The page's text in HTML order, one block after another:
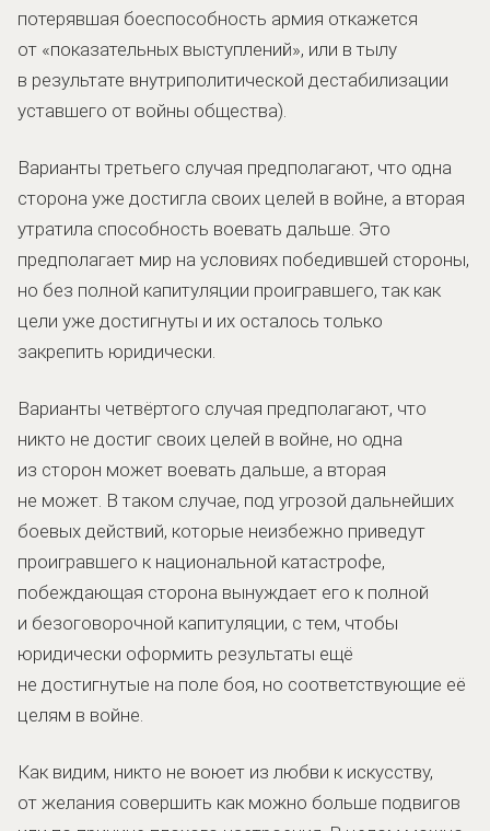
потерявшая боеспособность армия откажется
от «показательных выступлений», или в тылу
в результате внутриполитической дестабилизации
уставшего от войны общества).
Варианты третьего случая предполагают, что одна
сторона уже достигла своих целей в войне, а вторая
утратила способность воевать дальше. Это
предполагает мир на условиях победившей стороны,
но без полной капитуляции проигравшего, так как
цели уже достигнуты и их осталось только
закрепить юридически.
Варианты четвёртого случая предполагают, что
никто не достиг своих целей в войне, но одна
из сторон может воевать дальше, а вторая
не может. В таком случае, под угрозой дальнейших
боевых действий, которые неизбежно приведут
проигравшего к национальной катастрофе,
побеждающая сторона вынуждает его к полной
и безоговорочной капитуляции, с тем, чтобы
юридически оформить результаты ещё
не достигнутые на поле боя, но соответствующие её
целям в войне.
Как видим, никто не воюет из любви к искусству,
от желания совершить как можно больше подвигов